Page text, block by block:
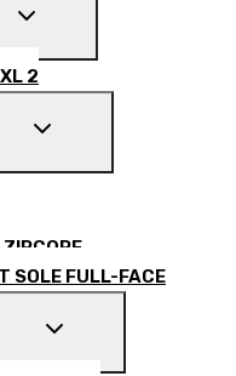
EXPAND
MENU
2
EXPAND
MENU
SOLE FULL-FACE
EXPAND